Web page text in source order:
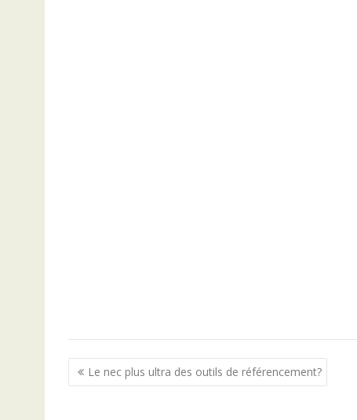
N
a
Le nec plus ultra des outils de référencement?